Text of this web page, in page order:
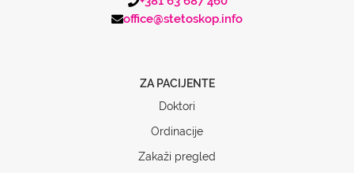
office@stetoskop.info
ZA PACIJENTE
Doktori
Ordinacije
Zakaži pregled